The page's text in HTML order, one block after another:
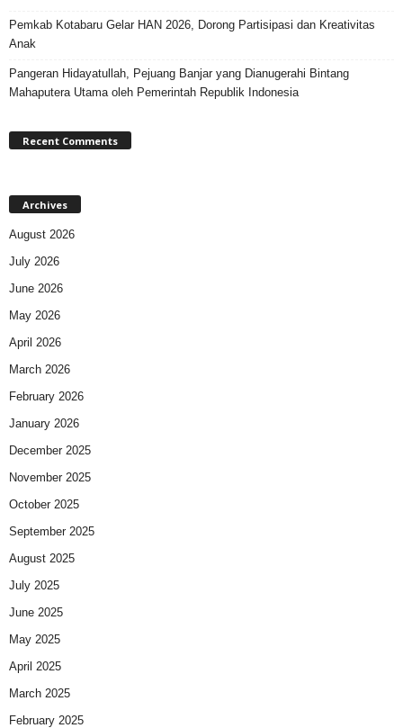
Pemkab Kotabaru Gelar HAN 2026, Dorong Partisipasi dan Kreativitas
Anak
Pangeran Hidayatullah, Pejuang Banjar yang Dianugerahi Bintang
Mahaputera Utama oleh Pemerintah Republik Indonesia
Recent Comments
Archives
August 2026
July 2026
June 2026
May 2026
April 2026
March 2026
February 2026
January 2026
December 2025
November 2025
October 2025
September 2025
August 2025
July 2025
June 2025
May 2025
April 2025
March 2025
February 2025